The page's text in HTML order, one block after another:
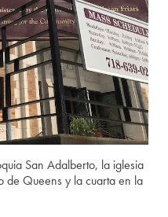
San Adalberto, la iglesia
de Queens y la cuarta en la